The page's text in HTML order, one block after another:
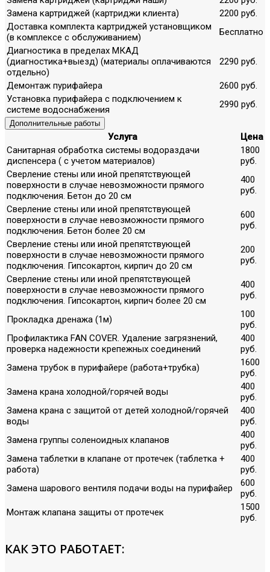
Замена картриджей (картриджи клиента)
2200 руб.
Доставка комплекта картриджей установщиком
(в комплексе с обслуживанием)
Бесплатно
Диагностика в пределах МКАД
(диагностика+выезд) (материалы оплачиваются
отдельно)
2290 руб.
Демонтаж пурифайера
2600 руб.
Установка пурифайера с подключением к
системе водоснабжения
2990 руб.
Дополнительные работы
Услуга
Цена
Санитарная обработка системы водораздачи
диспенсера ( с учетом материалов)
1800
руб.
Сверление стены или иной препятствующей
поверхности в случае невозможности прямого
подключения. Бетон до 20 см
400
руб.
Сверление стены или иной препятствующей
поверхности в случае невозможности прямого
подключения. Бетон более 20 см
600
руб.
Сверление стены или иной препятствующей
поверхности в случае невозможности прямого
подключения. Гипсокартон, кирпич до 20 см
200
руб.
Сверление стены или иной препятствующей
поверхности в случае невозможности прямого
подключения. Гипсокартон, кирпич более 20 см
400
руб.
Прокладка дренажа (1м)
100
руб.
Профилактика FAN COVER. Удаление загрязнений,
проверка надежности крепежных соединений
400
руб.
Замена трубок в пурифайере (работа+трубка)
1600
руб.
Замена крана холодной/горячей воды
400
руб.
Замена крана с защитой от детей холодной/горячей
воды
400
руб.
Замена группы соленоидных клапанов
400
руб.
Замена таблетки в клапане от протечек (таблетка +
работа)
400
руб.
Замена шарового вентиля подачи воды на пурифайер
600
руб.
Монтаж клапана защиты от протечек
1500
руб.
КАК ЭТО РАБОТАЕТ: